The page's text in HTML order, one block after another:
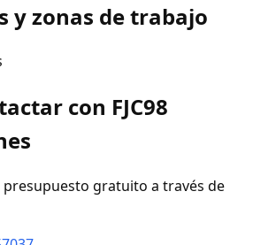
y zonas de trabajo
con FJC98
presupuesto gratuito a través de